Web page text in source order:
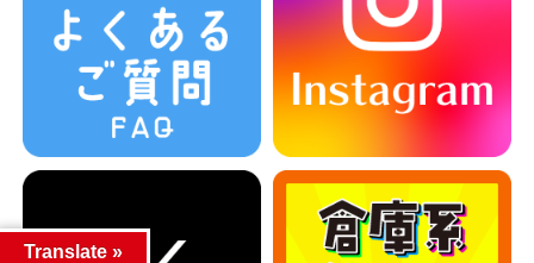
Translate »